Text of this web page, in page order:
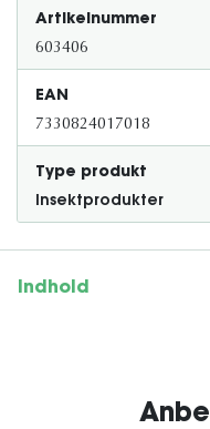
Artikelnummer
603406
EAN
7330824017018
Type produkt
Insektprodukter
Indhold